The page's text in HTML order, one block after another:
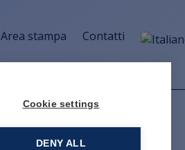
Cookie settings
DENY ALL
Area stampa Contatti